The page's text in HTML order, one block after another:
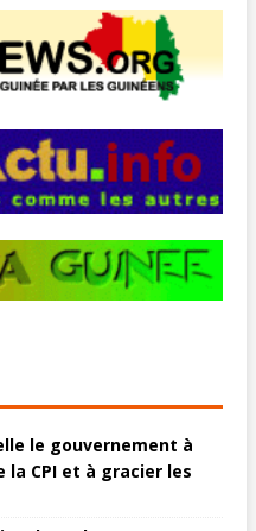
le gouvernement à
CPI et à gracier les